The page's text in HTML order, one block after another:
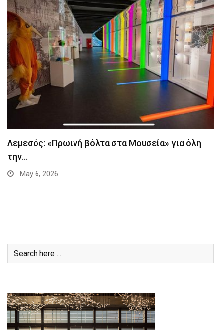
Λεμεσός: «Πρωινή βόλτα στα Μουσεία» για όλη
την…
May 6, 2026